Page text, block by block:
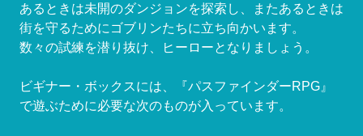
あるときは未開のダンジョンを探索し、またあるときは
街を守るためにゴブリンたちに立ち向かいます。
数々の試練を潜り抜け、ヒーローとなりましょう。
ビギナー・ボックスには、『パスファインダーRPG』
で遊ぶために必要な次のものが入っています。